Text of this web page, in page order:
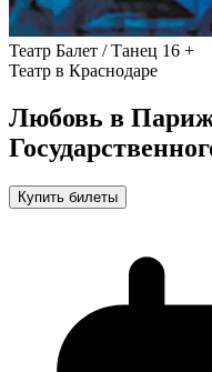
Театр Балет / Танец 16 +
Театр в Краснодаре
Любовь в
Купить билеты